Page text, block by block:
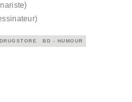
)
)
DRUGSTORE BD - HUMOUR